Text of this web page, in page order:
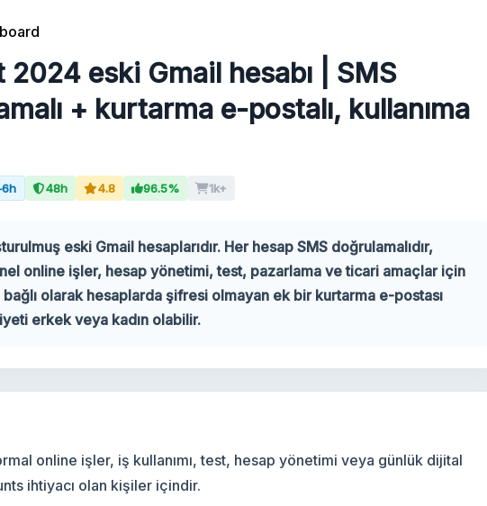
2024 eski Gmail hesabı | SMS
+ kurtarma e-postalı, kullanıma
48h 4.8 96.5% 1k+
eski Gmail hesaplarıdır. Her hesap SMS doğrulamalıdır,
online işler, hesap yönetimi, test, pazarlama ve ticari amaçlar için
olarak hesaplarda şifresi olmayan ek bir kurtarma e-postası
erkek veya kadın olabilir.
online işler, iş kullanımı, test, hesap yönetimi veya günlük dijital
ihtiyacı olan kişiler içindir.